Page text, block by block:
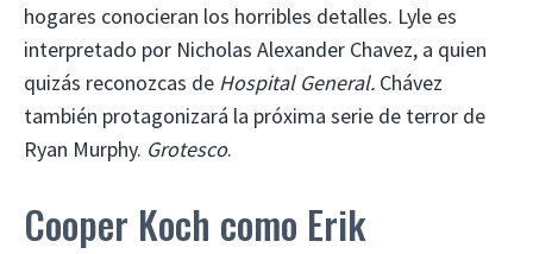
hogares conocieran los horribles detalles. Lyle es
interpretado por Nicholas Alexander Chavez, a quien
quizás reconozcas de Hospital General. Chávez
también protagonizará la próxima serie de terror de
Ryan Murphy. Grotesco.
Cooper Koch como Erik